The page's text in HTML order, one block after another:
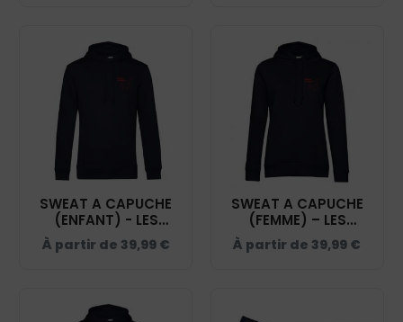
SWEAT A CAPUCHE
(ENFANT) - LES
ECURIES DE MATT -
NAVY - K477
À partir de 39,99 €
SWEAT A CAPUCHE
(FEMME) – LES
ECURIES DE MATT -
NAVY - BCW34B
À partir de 39,99 €